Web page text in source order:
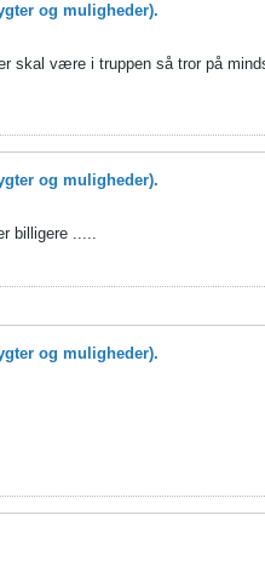
og muligheder).
skal være i truppen så tror på
og muligheder).
billigere .....
og muligheder).